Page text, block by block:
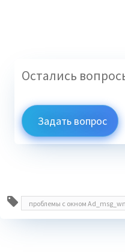
Остались
Задать вопрос
проблемы с окном